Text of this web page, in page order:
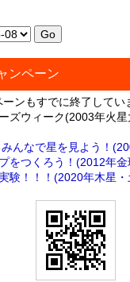
ンペーン
ンもすでに終了してい
ズウィーク(2003年火
んなで星を見よう！
をつくろう！(2012年金
験！！！(2020年木星